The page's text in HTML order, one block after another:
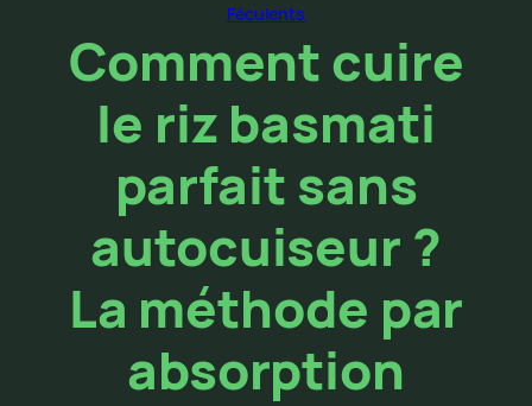
Féculents
Comment cuire
le riz basmati
parfait sans
autocuiseur ?
La méthode par
absorption